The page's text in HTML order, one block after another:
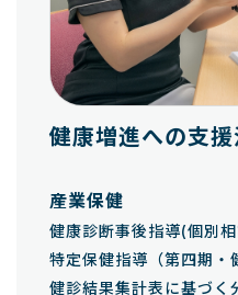
健康増進への支援
産業保健
健康診断事後指導(個別
特定保健指導（第四期・
健診結果集計表に基づく